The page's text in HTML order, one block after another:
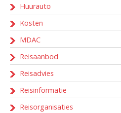
Huurauto
Kosten
MDAC
Reisaanbod
Reisadvies
Reisinformatie
Reisorganisaties